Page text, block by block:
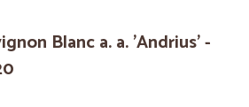
Blanc a. a. 'Andrius' -